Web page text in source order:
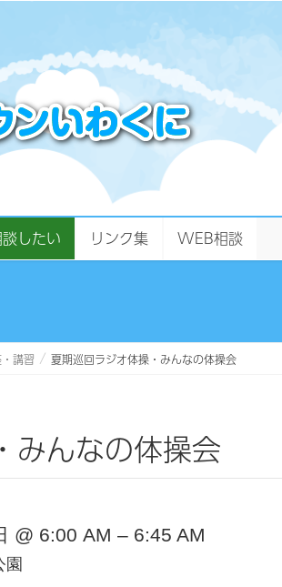
したい リンク集 WEB相談
講習 夏期巡回ラジオ体操・みんなの体操会
みんなの体操会
@ 6:00 AM – 6:45 AM
園